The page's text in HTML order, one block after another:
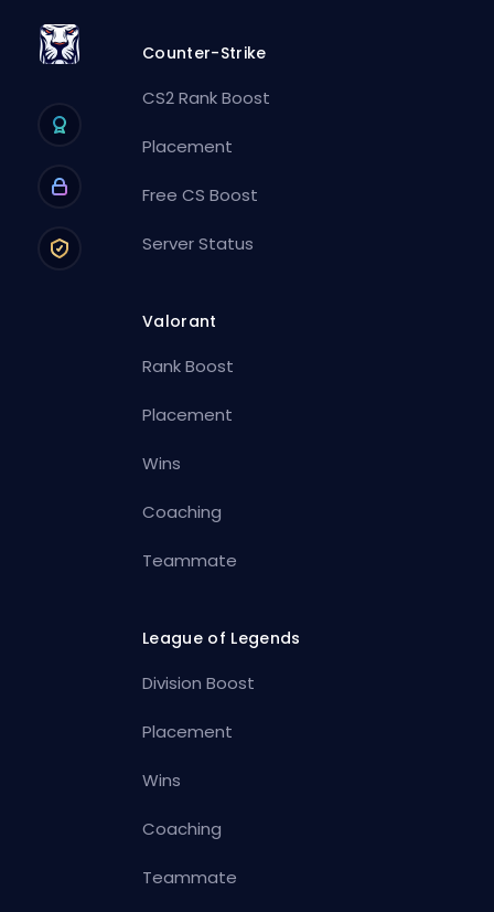
Counter-Strike
CS2 Rank Boost
Placement
Free CS Boost
Server Status
Valorant
Rank Boost
Placement
Wins
Coaching
Teammate
League of Legends
Division Boost
Placement
Wins
Coaching
Teammate